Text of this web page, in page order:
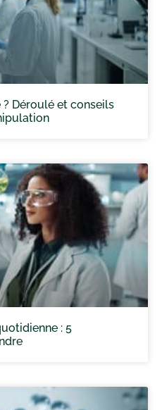
? Déroulé et conseils
: 5